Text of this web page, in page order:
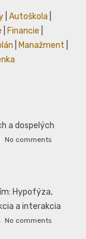
Autoškola
Financie
Manažment
a dospelých
No comments
Hypofýza,
a interakcia
No comments